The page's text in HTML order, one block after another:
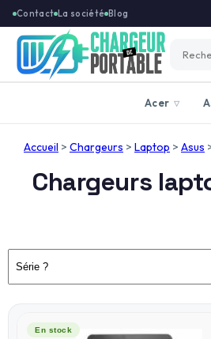
Contact La société Blog
Acer ▽
Accueil > Chargeurs > Laptop > Asus
Chargeurs
En stock